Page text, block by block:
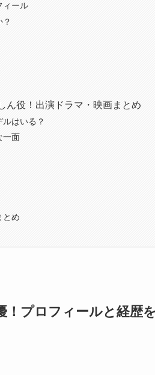
ィール
ん役！出演ドラマ・映画まとめ
はいる？
一面
とめ
！プロフィールと経歴